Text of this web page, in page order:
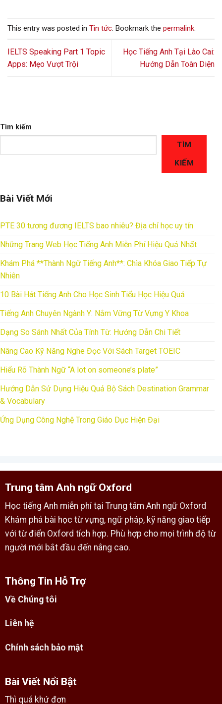
This entry was posted in Tin tức. Bookmark the permalink.
IELTS Speaking Part 1 Topic
Apps: Mẹo Vượt Trội
Học Tiếng Anh Tại Lào Cai:
Hướng Dẫn Toàn Diện
Tìm kiếm
TÌM
KIẾM
Bài Viết Mới
PTE 30 tương đương IELTS bao nhiêu? Địa chỉ học uy tín
Những Trang Web Học Tiếng Anh Miễn Phí Hiệu Quả Nhất
Khám Phá **Thành Ngữ Tiếng Anh**: Chìa Khóa Giao Tiếp Tự
Nhiên
10 Bài Hát Tiếng Anh Cho Học Sinh Tiểu Học Hiệu Quả
Tiếng Anh Chuyên Ngành Y: Nắm Vững Từ Vựng Y Khoa
Dạng So Sánh Nhất Của Tính Từ: Hướng Dẫn Chi Tiết
Nâng Cao Kỹ Năng Nghe Đọc Với Sách Target TOEIC
Hiểu Rõ Thành Ngữ “A lot on someone’s plate”
Hướng Dẫn Sử Dụng Hiệu Quả Bộ Sách Destination Grammar
& Vocabulary
Ứng Dụng Công Nghệ Trong Giáo Dục Hiện Đại
Trung tâm Anh ngữ Oxford
Học tiếng Anh miễn phí tại Trung tâm Anh ngữ Oxford
Khám phá bài học từ vựng, ngữ pháp, kỹ năng giao tiếp
với từ điển Oxford tích hợp. Phù hợp cho mọi trình độ từ
người mới bắt đầu đến nâng cao.
Thông Tin Hỗ Trợ
Về Chúng tôi
Liên hệ
Chính sách bảo mật
Bài Viết Nổi Bật
Thì quá khứ đơn